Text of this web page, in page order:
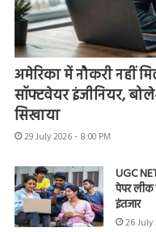
अमेरिका में नौकरी नहीं
सॉफ्टवेयर इंजीनियर,
सिखाया
29 July 2026 - 8:00 PM
UGC
पेपर लीक
इंतजार
26 July